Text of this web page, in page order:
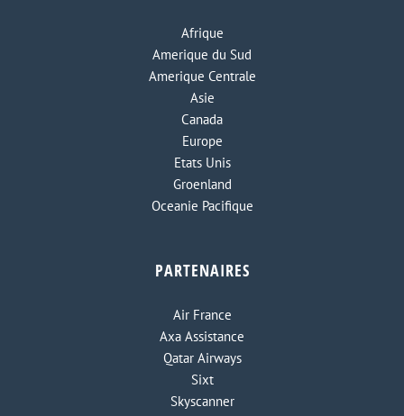
Afrique
Amerique du Sud
Amerique Centrale
Asie
Canada
Europe
Etats Unis
Groenland
Oceanie Pacifique
PARTENAIRES
Air France
Axa Assistance
Qatar Airways
Sixt
Skyscanner